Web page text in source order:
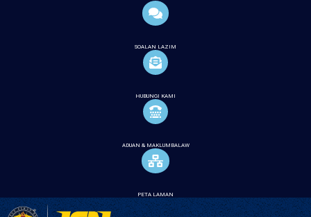
SOALAN LAZIM
HUBUNGI KAMI
ADUAN & MAKLUMBALAW
PETA LAMAN